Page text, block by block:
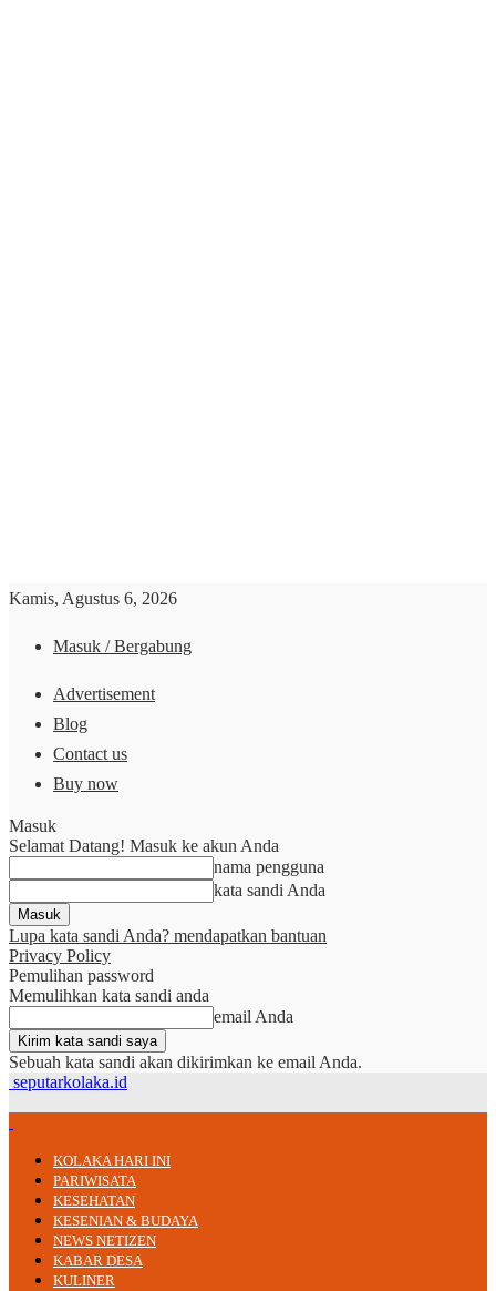
Kamis, Agustus 6, 2026
Masuk / Bergabung
Advertisement
Blog
Contact us
Buy now
Masuk
Selamat Datang! Masuk ke akun Anda
nama pengguna
kata sandi Anda
Lupa kata sandi Anda? mendapatkan bantuan
Privacy Policy
Pemulihan password
Memulihkan kata sandi anda
email Anda
Sebuah kata sandi akan dikirimkan ke email Anda.
seputarkolaka.id
KOLAKA HARI INI
PARIWISATA
KESEHATAN
KESENIAN & BUDAYA
NEWS NETIZEN
KABAR DESA
KULINER